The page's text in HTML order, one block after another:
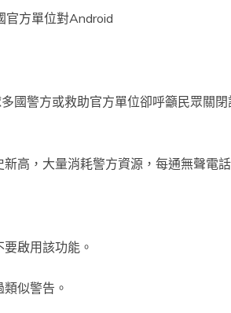
官方單位對Android
國警方或救助官方單位卻呼籲民眾關閉
高，大量消耗警方資源，每通無聲電
啟用該功能。
似警告。